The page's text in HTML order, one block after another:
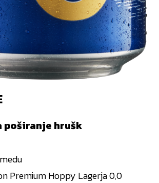
poširanje hrušk
Premium Hoppy Lagerja 0,0